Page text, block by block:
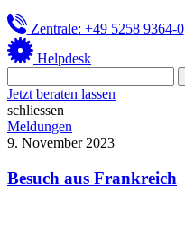
Zentrale: +49 5258 9364-0
Helpdesk
Jetzt beraten lassen
schliessen
Meldungen
9. November 2023
Besuch aus Frankreich